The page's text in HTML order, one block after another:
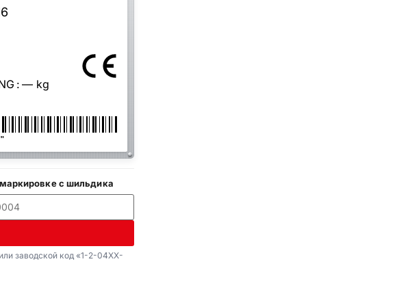
: — kg
с шильдика
заводской код «1-2-04XX-